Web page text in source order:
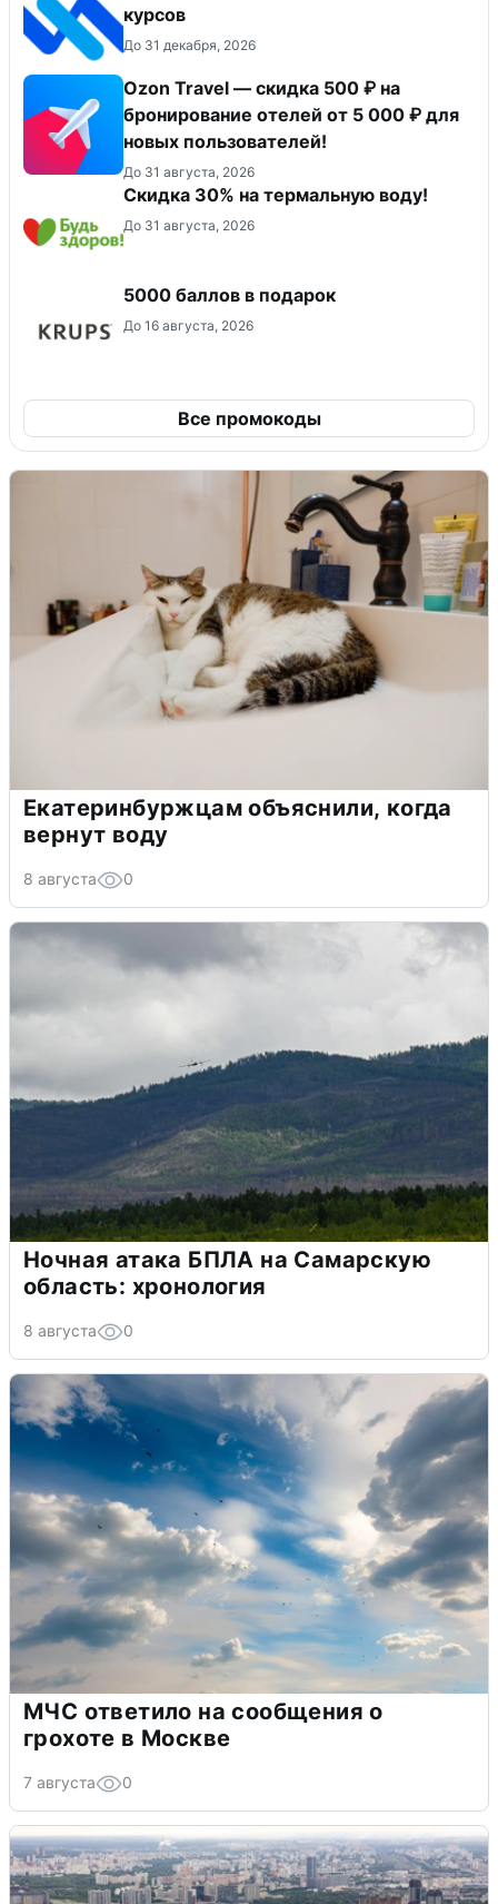
курсов
До 31 декабря, 2026
Ozon Travel — скидка 500 ₽ на
бронирование отелей от 5 000 ₽ для
новых пользователей!
До 31 августа, 2026
Скидка 30% на термальную воду!
До 31 августа, 2026
5000 баллов в подарок
До 16 августа, 2026
Все промокоды
Екатеринбуржцам объяснили, когда
вернут воду
8 августа 0
Ночная атака БПЛА на Самарскую
область: хронология
8 августа 0
МЧС ответило на сообщения о
грохоте в Москве
7 августа 0